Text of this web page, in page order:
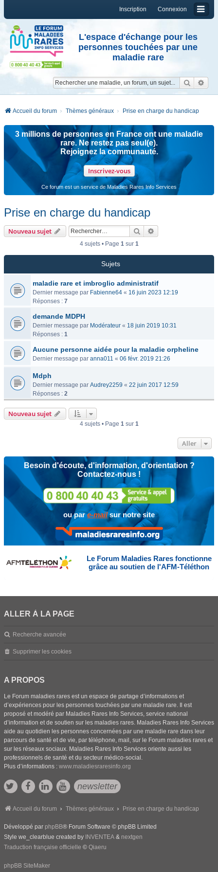
Connexion
Inscription
L'espace d'échange pour les
personnes touchées par une
maladie rare
Accueil du forum Thèmes généraux Prise en charge du handicap
3 millions de personnes en France ont une maladie
rare. Ne restez pas seul(e).
Rejoignez la communauté.
Inscrivez-vous
Ce forum est un service de Maladies Rares Info Services
Prise en charge du handicap
Nouveau sujet Rechercher
4 sujets • Page 1sur 1
Sujets
maladie rare et imbroglio administratif
Dernier message par Fabienne64 « 16 juin 2023 12:19
Réponses : 7
demande MDPH
Dernier message par Modérateur « 18 juin 2019 10:31
Réponses : 1
Aucune personne aidée pour la maladie orpheline
Dernier message par anna011 « 06 févr. 2019 21:26
Mdph
Dernier message par Audrey2259 « 22 juin 2017 12:59
Réponses : 2
Nouveau sujet
4 sujets • Page 1sur 1
Aller
Besoin d'écoute, d'information, d'orientation ?
Contactez-nous !
ou pare-mailsur notre site
Le Forum Maladies Rares fonctionne
grâce au soutien de l'AFM-Téléthon
ALLER À LA PAGE
Recherche avancée
Supprimer les cookies
A PROPOS
Le Forum maladies rares est un espace de partage d’informations et
d’expériences pour les personnes touchées par une maladie rare. Il est
proposé et modéré par Maladies Rares Info Services, service national
d’information et de soutien sur les maladies rares. Maladies Rares Info Services
aide au quotidien les personnes concernées par une maladie rare dans leur
parcours de santé et de vie, par téléphone, mail, sur le Forum maladies rares et
sur les réseaux sociaux. Maladies Rares Info Services oriente aussi les
professionnels de santé et du secteur médico-social.
Plus d’informations : www.maladiesraresinfo.org
newsletter
Accueil du forum Thèmes généraux Prise en charge du handicap
Développé par phpBB® Forum Software © phpBB Limited
Style we_clearblue created by INVENTEA & nextgen
Traduction française officielle © Qiaeru
phpBB SiteMaker